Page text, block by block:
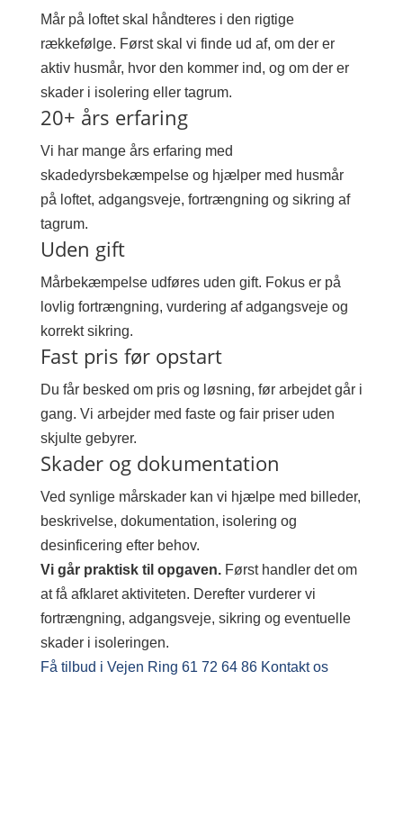
Mår på loftet skal håndteres i den rigtige
rækkefølge. Først skal vi finde ud af, om der er
aktiv husmår, hvor den kommer ind, og om der er
skader i isolering eller tagrum.
20+ års erfaring
Vi har mange års erfaring med
skadedyrsbekæmpelse og hjælper med husmår
på loftet, adgangsveje, fortrængning og sikring af
tagrum.
Uden gift
Mårbekæmpelse udføres uden gift. Fokus er på
lovlig fortrængning, vurdering af adgangsveje og
korrekt sikring.
Fast pris før opstart
Du får besked om pris og løsning, før arbejdet går i
gang. Vi arbejder med faste og fair priser uden
skjulte gebyrer.
Skader og dokumentation
Ved synlige mårskader kan vi hjælpe med billeder,
beskrivelse, dokumentation, isolering og
desinficering efter behov.
Vi går praktisk til opgaven.Først handler det om
at få afklaret aktiviteten. Derefter vurderer vi
fortrængning, adgangsveje, sikring og eventuelle
skader i isoleringen.
Få tilbud i Vejen Ring 61 72 64 86 Kontakt os